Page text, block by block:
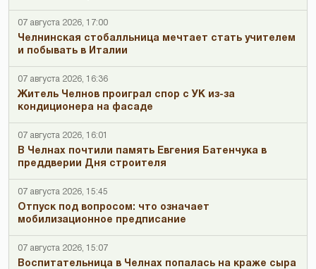
07 августа 2026, 17:00
Челнинская стобалльница мечтает стать учителем
и побывать в Италии
07 августа 2026, 16:36
Житель Челнов проиграл спор с УК из-за
кондиционера на фасаде
07 августа 2026, 16:01
В Челнах почтили память Евгения Батенчука в
преддверии Дня строителя
07 августа 2026, 15:45
Отпуск под вопросом: что означает
мобилизационное предписание
07 августа 2026, 15:07
Воспитательница в Челнах попалась на краже сыра